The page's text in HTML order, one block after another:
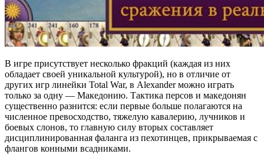
В игре присутствует несколько фракций (каждая из них
обладает своей уникальной культурой), но в отличие от
других игр линейки Total War, в Alexander можно играть
только за одну — Македонию. Тактика персов и македонян
существенно разнится: если первые больше полагаются на
численное превосходство, тяжелую кавалерию, лучников и
боевых слонов, то главную силу вторых составляет
дисциплинированная фаланга из пехотинцев, прикрываемая с
флангов конными всадниками.